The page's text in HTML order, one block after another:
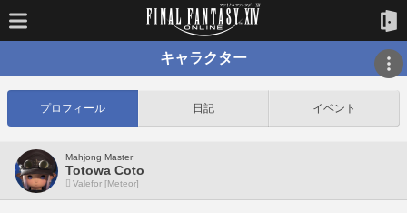
キャラクター
プロフィール 日記 イベント
Mahjong Master
Totowa Coto
Valefor [Meteor]